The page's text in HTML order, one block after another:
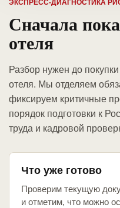
ЭКСПРЕСС-ДИАГНОСТИКА
Сначала
отеля
Разбор нужен до
отеля. Мы отделяем
фиксируем критичные
порядок подготовки к
труда и кадровой
Что уже готово
Проверим текущую
и отметим, что можно